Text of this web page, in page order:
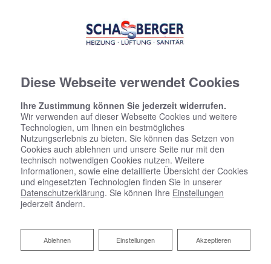
Diese Webseite verwendet Cookies
Ihre Zustimmung können Sie jederzeit widerrufen.
Wir verwenden auf dieser Webseite Cookies und weitere
Technologien, um Ihnen ein bestmögliches
Nutzungserlebnis zu bieten. Sie können das Setzen von
Cookies auch ablehnen und unsere Seite nur mit den
technisch notwendigen Cookies nutzen. Weitere
Informationen, sowie eine detaillierte Übersicht der Cookies
und eingesetzten Technologien finden Sie in unserer
Datenschutzerklärung. Sie können Ihre Einstellungen
jederzeit ändern.
Akzeptieren
Einstellungen
Ablehnen
Ablehnen